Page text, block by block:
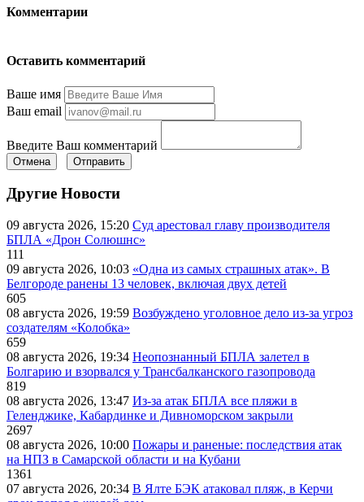
Комментарии
Оставить комментарий
Ваше имя
Ваш email
Введите Ваш комментарий
Отмена Отправить
Другие Новости
09 августа 2026, 15:20 Суд арестовал главу производителя
БПЛА «Дрон Солюшнс»
111
09 августа 2026, 10:03 «Одна из самых страшных атак». В
Белгороде ранены 13 человек, включая двух детей
605
08 августа 2026, 19:59 Возбуждено уголовное дело из-за угроз
создателям «Колобка»
659
08 августа 2026, 19:34 Неопознанный БПЛА залетел в
Болгарию и взорвался у Трансбалканского газопровода
819
08 августа 2026, 13:47 Из-за атак БПЛА все пляжи в
Геленджике, Кабардинке и Дивноморском закрыли
2697
08 августа 2026, 10:00 Пожары и раненые: последствия атак
на НПЗ в Самарской области и на Кубани
1361
07 августа 2026, 20:34 В Ялте БЭК атаковал пляж, в Керчи